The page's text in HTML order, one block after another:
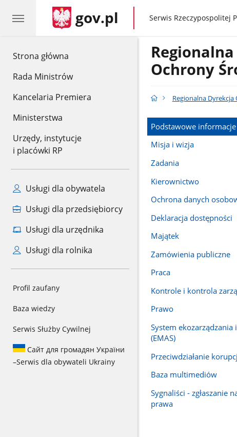
Strona główna
Rada Ministrów
Kancelaria Premiera
Ministerstwa
Urzędy, instytucje
i placówki RP
Usługi dla obywatela
Usługi dla przedsiębiorcy
Usługi dla urzędnika
Usługi dla rolnika
Profil zaufany
Baza wiedzy
Serwis Służby Cywilnej
Сайт для громадян України
–Serwis dla obywateli Ukrainy
gov.pl gov.pl
Serwis Rzeczypospolitej
Ochrony
Regionalna
Podstawowe informacje
Misja i wizja
Zadania
Kierownictwo
Ochrona danych
Deklaracja dostępności
Majątek
Zamówienia publiczne
Praca
Kontrole i kontrola
Prawo
System ekozarządzania
(EMAS)
Przeciwdziałanie
Baza multimediów
Sygnaliści - zgłaszanie
prawa